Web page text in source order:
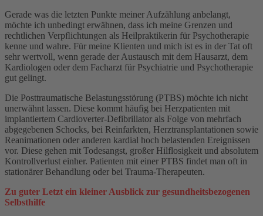
Gerade was die letzten Punkte meiner Aufzählung anbelangt,
möchte ich unbedingt erwähnen, dass ich meine Grenzen und
rechtlichen Verpﬂichtungen als Heilpraktikerin für Psychotherapie
kenne und wahre. Für meine Klienten und mich ist es in der Tat oft
sehr wertvoll, wenn gerade der Austausch mit dem Hausarzt, dem
Kardiologen oder dem Facharzt für Psychiatrie und Psychotherapie
gut gelingt.
Die Posttraumatische Belastungsstörung (PTBS) möchte ich nicht
unerwähnt lassen. Diese kommt häuﬁg bei Herzpatienten mit
implantiertem Cardioverter-Defibrillator als Folge von mehrfach
abgegebenen Schocks, bei Reinfarkten, Herztransplantationen sowie
Reanimationen oder anderen kardial hoch belastenden Ereignissen
vor. Diese gehen mit Todesangst, großer Hilflosigkeit und absolutem
Kontrollverlust einher. Patienten mit einer PTBS findet man oft in
stationärer Behandlung oder bei Trauma-Therapeuten.
Zu guter Letzt ein kleiner Ausblick zur gesundheitsbezogenen
Selbsthilfe